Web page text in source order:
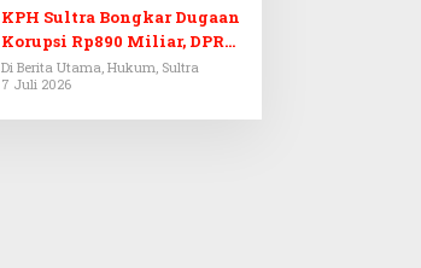
KPH Sultra Bongkar Dugaan
Korupsi Rp890 Miliar, DPRD
Sultra Gelar RDP
Di Berita Utama, Hukum, Sultra
7 Juli 2026